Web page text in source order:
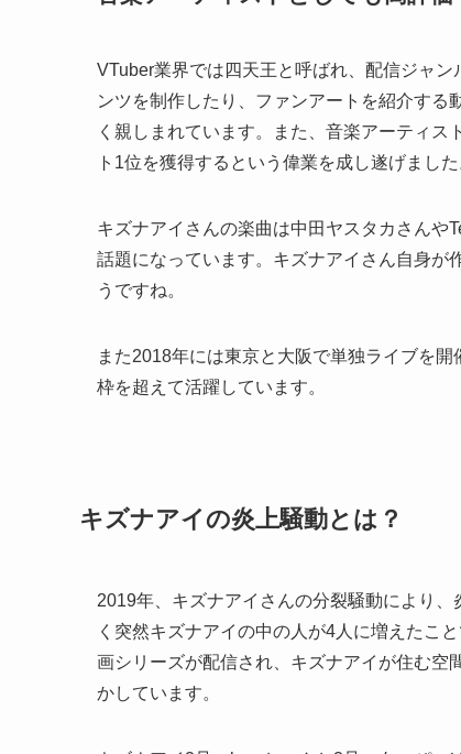
VTuber業界では四天王と呼ばれ、配信ジャ
ンツを制作したり、ファンアートを紹介す
く親しまれています。また、音楽アーティ
ト1位を獲得するという偉業を成し遂げました
キズナアイさんの楽曲は中田ヤスタカさんや
話題になっています。キズナアイさん自身が
うですね。
また2018年には東京と大阪で単独ライブを
枠を超えて活躍しています。
キズナアイの炎上騒動とは？
2019年、キズナアイさんの分裂騒動により
く突然キズナアイの中の人が4人に増えたこ
画シリーズが配信され、キズナアイが住む空
かしています。